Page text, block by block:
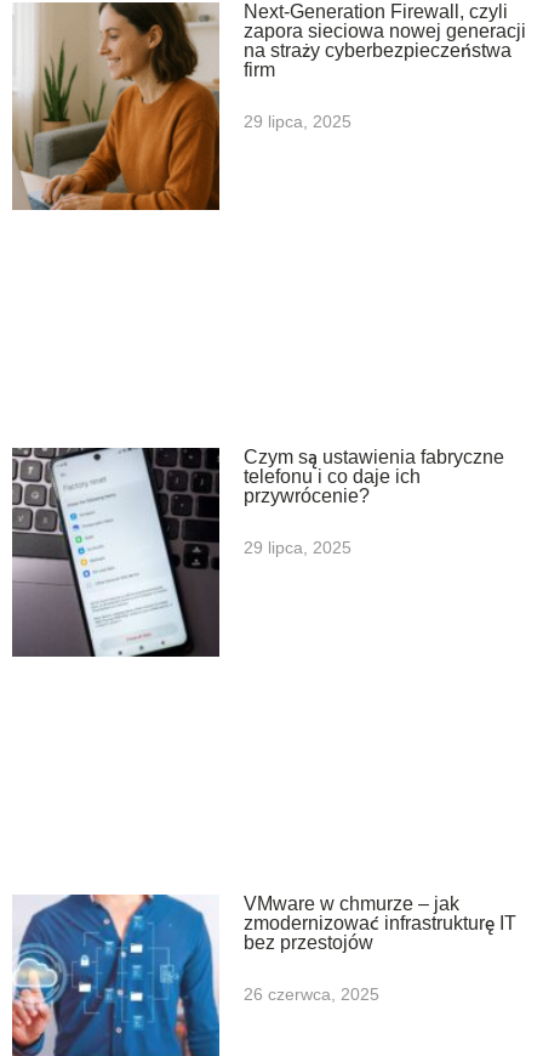
Next-Generation Firewall, czyli
zapora sieciowa nowej generacji
na straży cyberbezpieczeństwa
firm
29 lipca, 2025
Czym są ustawienia fabryczne
telefonu i co daje ich
przywrócenie?
29 lipca, 2025
VMware w chmurze – jak
zmodernizować infrastrukturę IT
bez przestojów
26 czerwca, 2025